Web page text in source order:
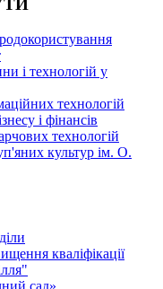
і технологій у
технологій
і фінансів
технологій
культур ім. О.
кваліфікації